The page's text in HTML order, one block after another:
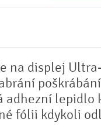
na displej
adhezní lepidlo
fólii kdykoli